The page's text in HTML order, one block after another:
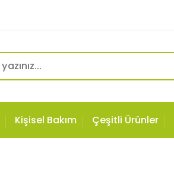
Kişisel Bakım Çeşitli Ürünler